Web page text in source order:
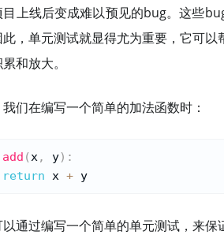
目上线后变成难以预见的bug。这些
此，单元测试就显得尤为重要，它可
和放大。
们在编写一个简单的加法函数时：
add (x, y) :
return x +
通过编写一个简单的单元测试，来保